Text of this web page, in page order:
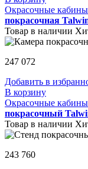
Окрасочные
покрасочная
Товар в наличии
247 072
Добавить в
В корзину
Окрасочные
покрасочный
Товар в наличии
243 760